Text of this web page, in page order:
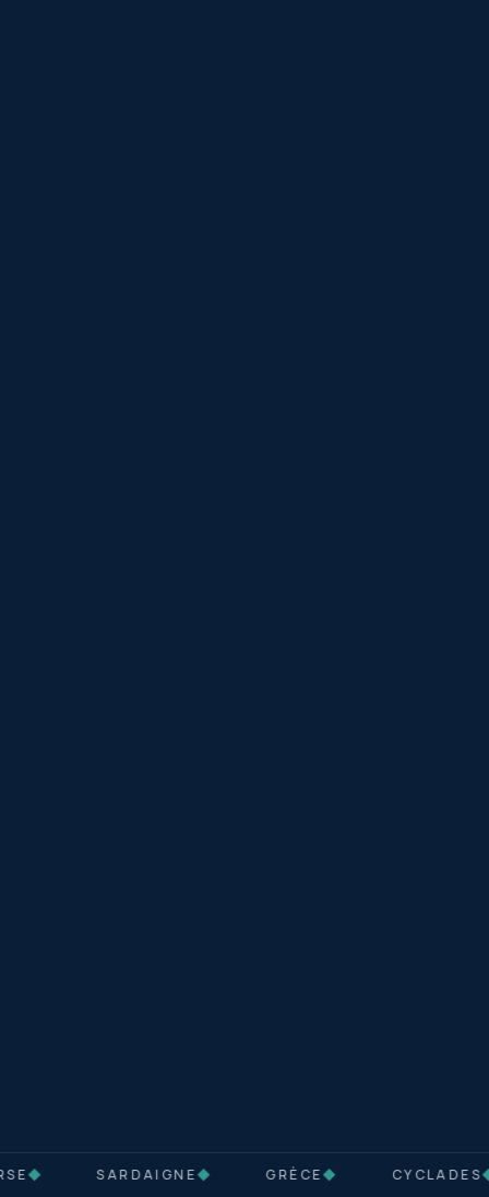
◆ SARDAIGNE ◆ GRÈCE◆ CYCLADES◆